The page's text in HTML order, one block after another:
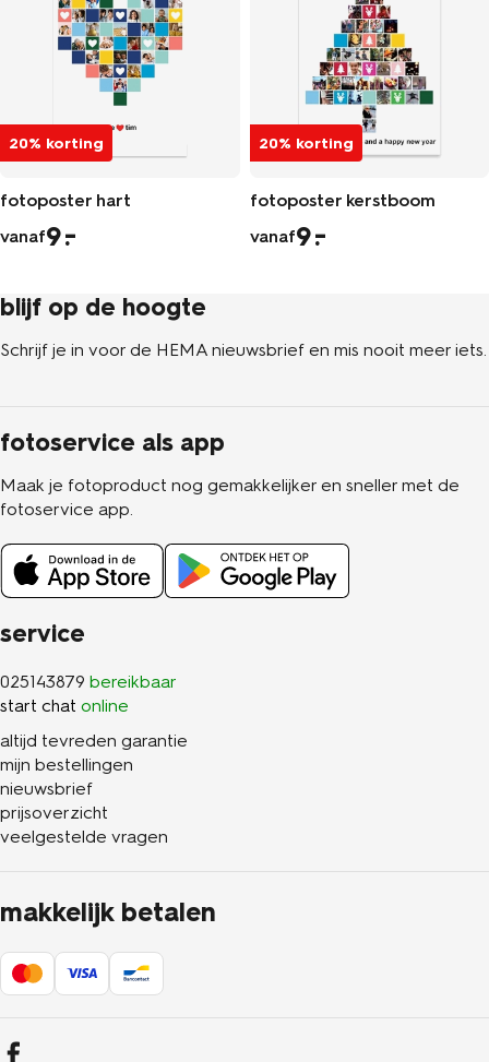
20% korting
fotoposter hart
vanaf9
20% korting
fotoposter kerstboom
vanaf9
service
025143879 bereikbaar
start chat online
altijd tevreden garantie
mijn bestellingen
nieuwsbrief
prijsoverzicht
veelgestelde vragen
makkelijk betalen
blijf op de hoogte
Schrijf je in voor de HEMA nieuwsbrief en mis nooit meer iets.
fotoservice als app
Maak je fotoproduct nog gemakkelijker en sneller met de
fotoservice app.